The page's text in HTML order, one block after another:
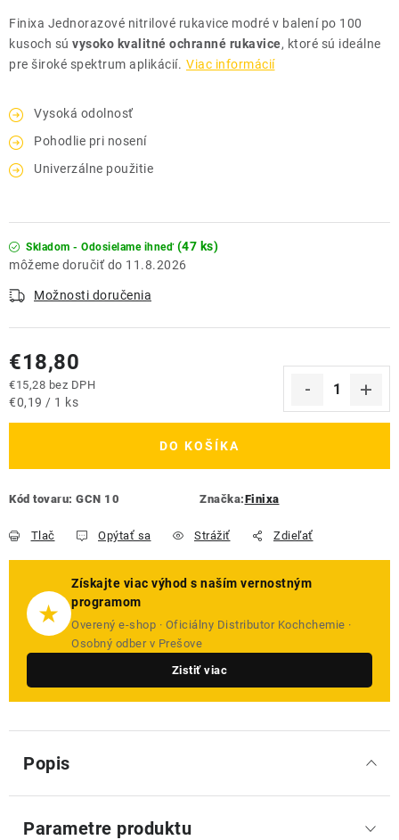
Finixa Jednorazové nitrilové rukavice modré v balení po 100
kusoch sú vysoko kvalitné ochranné rukavice, ktoré sú ideálne
pre široké spektrum aplikácií. Viac informácií
Vysoká odolnosť
Pohodlie pri nosení
Univerzálne použitie
Skladom - Odosielame ihneď (47 ks)
11.8.2026
Možnosti doručenia
€18,80
€15,28 bez DPH
Jednotková cena:
€0,19 / 1 ks
DO KOŠÍKA
Kód tovaru: GCN 10 Značka:Finixa
Tlač Opýtať sa Strážiť Zdieľať
★
Získajte viac výhod s naším vernostným
programom
Overený e-shop · Oficiálny Distributor Kochchemie ·
Osobný odber v Prešove
Zistiť viac
Popis
Parametre produktu